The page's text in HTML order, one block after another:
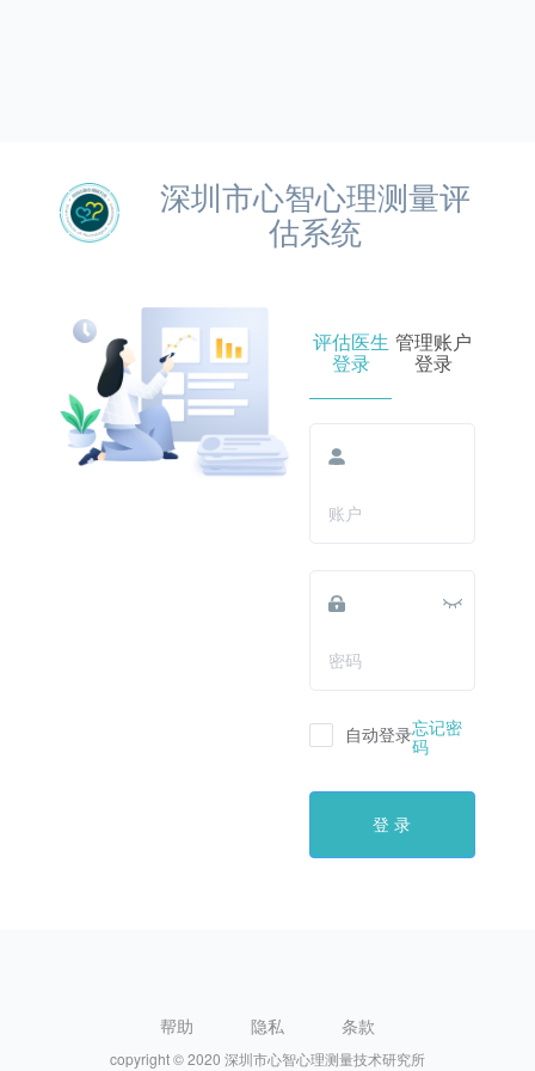
深圳市心智心理测量评
估系统
评估医生
登录
管理账户
登录
自动登录忘记密
码
登 录
帮助 隐私 条款
copyright © 2020 深圳市心智心理测量技术研究所